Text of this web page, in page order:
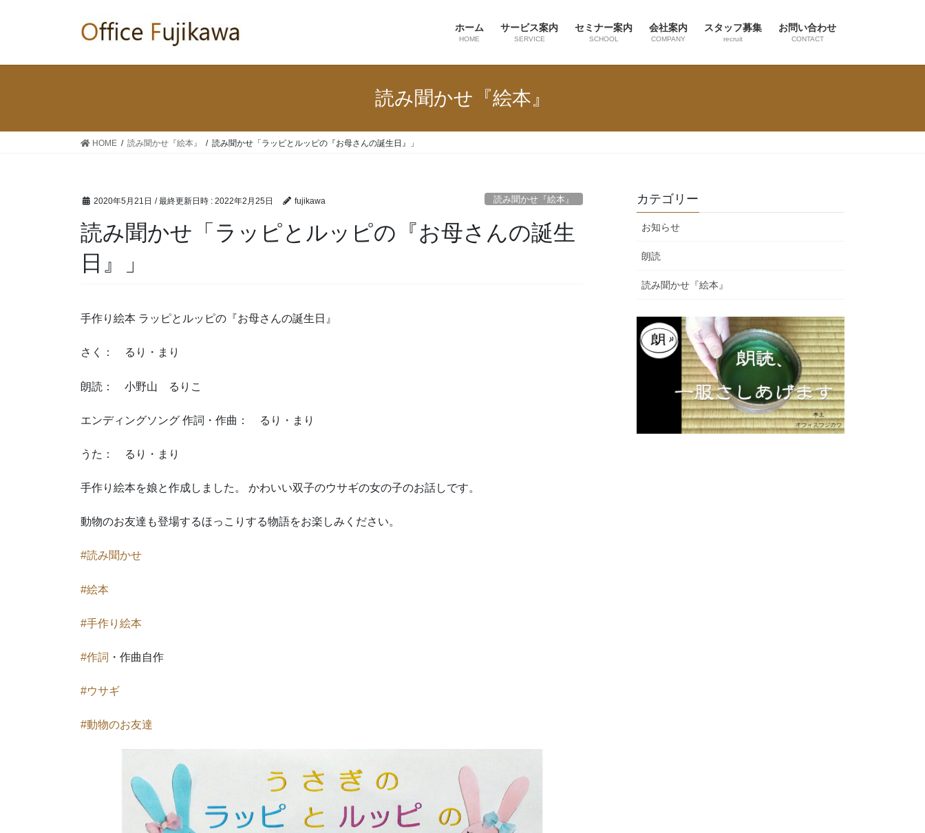
ホーム
HOME
サービス案内
SERVICE
セミナー案内
SCHOOL
会社案内
COMPANY
スタッフ募集
recruit
お問い合わせ
CONTACT
読み聞かせ『絵本』
HOME 読み聞かせ『絵本』 読み聞かせ「ラッピとルッピの『お母さんの誕生日』」
2020年5月21日 / 最終更新日時 : 2022年2月25日 fujikawa 読み聞かせ『絵本』
読み聞かせ「ラッピとルッピの『お母さんの誕生
日』」
手作り絵本 ラッピとルッピの『お母さんの誕生日』
さく： るり・まり
朗読： 小野山 るりこ
エンディングソング 作詞・作曲： るり・まり
うた： るり・まり
手作り絵本を娘と作成しました。 かわいい双子のウサギの女の子のお話しです。
動物のお友達も登場するほっこりする物語をお楽しみください。
#読み聞かせ
#絵本
#手作り絵本
#作詞 ​・作曲自作
#ウサギ
#動物のお友達
カテゴリー
お知らせ
朗読
読み聞かせ『絵本』